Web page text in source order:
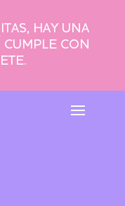
HAY UNA
CUMPLE CON